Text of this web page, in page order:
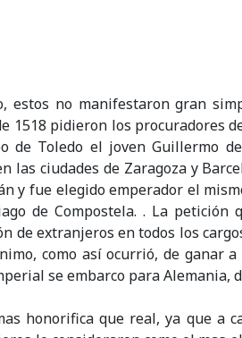
estos no manifestaron gran
1518 pidieron los procuradores
Toledo el joven Guillermo
las ciudades de Zaragoza y
y fue elegido emperador el
de Compostela. . La
extranjeros en todos los
como así ocurrió, de
se embarco para Alemania,
honorifica que real, ya que